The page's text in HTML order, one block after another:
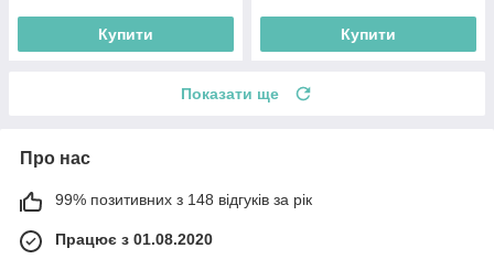
Купити Купити
Показати ще
Про нас
99% позитивних з 148 відгуків за рік
Працює з 01.08.2020